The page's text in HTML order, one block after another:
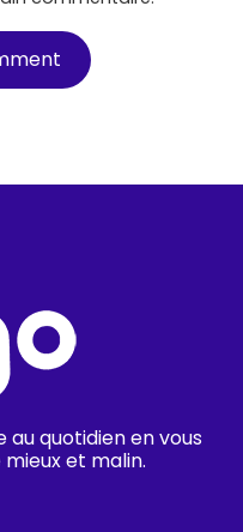
au quotidien en vous
et malin.